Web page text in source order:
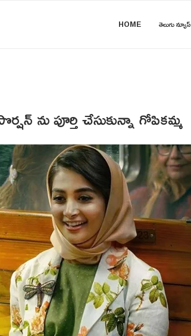
HOME తెలుగు న్యూస్
ను పూర్తి చేసుకున్నా గోపికమ్మ